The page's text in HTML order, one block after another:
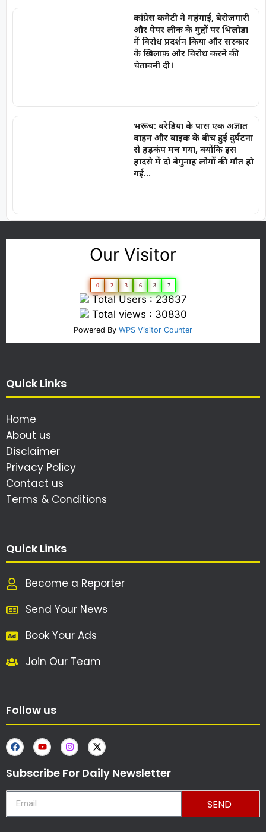
कांग्रेस कमेटी ने महंगाई, बेरोज़गारी
और पेपर लीक के मुद्दों पर भिलोडा
में विरोध प्रदर्शन किया और सरकार
के ख़िलाफ़ और विरोध करने की
चेतावनी दी।
भरूच: वरेडिया के पास एक अज्ञात
वाहन और बाइक के बीच हुई दुर्घटना
से हड़कंप मच गया, क्योंकि इस
हादसे में दो बेगुनाह लोगों की मौत हो
गई…
Our Visitor
0 2 3 6 3 7
Total Users : 23637
Total views : 30830
Powered By WPS Visitor Counter
Quick Links
Home
About us
Disclaimer
Privacy Policy
Contact us
Terms & Conditions
Quick Links
Become a Reporter
Send Your News
Book Your Ads
Join Our Team
Follow us
Subscribe For Daily Newsletter
SEND